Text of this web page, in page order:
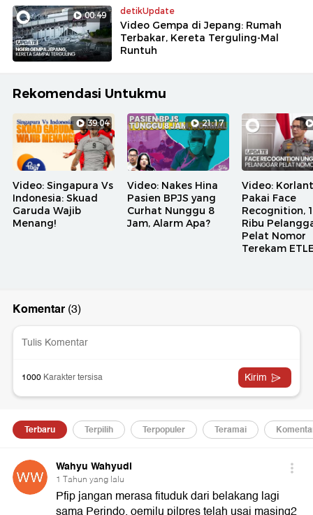
00:49 detikUpdate
Video Gempa di Jepang: Rumah
Terbakar, Kereta Terguling-Mal
Runtuh
Rekomendasi Untukmu
39:04
Video: Singapura Vs
Indonesia: Skuad
Garuda Wajib
Menang!
21:17
Video: Nakes Hina
Pasien BPJS yang
Curhat Nunggu 8
Jam, Alarm Apa?
Video:
Pakai Face
Recognition,
Ribu
Pelat Nomor
Terekam